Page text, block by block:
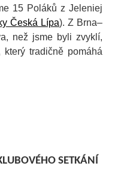
15 Poláků z Jeleniej
Česká Lípa). Z Brna–
než jsme byli zvyklí,
tradičně pomáhá
SETKÁNÍ